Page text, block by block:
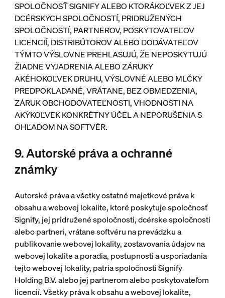
SPOLOČNOSŤ SIGNIFY ALEBO KTORÁKOĽVEK Z JEJ
DCÉRSKYCH SPOLOČNOSTÍ, PRIDRUŽENÝCH
SPOLOČNOSTÍ, PARTNEROV, POSKYTOVATEĽOV
LICENCIÍ, DISTRIBÚTOROV ALEBO DODÁVATEĽOV
TÝMTO VÝSLOVNE PREHLASUJÚ, ŽE NEPOSKYTUJÚ
ŽIADNE VYJADRENIA ALEBO ZÁRUKY
AKÉHOKOĽVEK DRUHU, VÝSLOVNÉ ALEBO MLČKY
PREDPOKLADANÉ, VRÁTANE, BEZ OBMEDZENIA,
ZÁRUK OBCHODOVATEĽNOSTI, VHODNOSTI NA
AKÝKOĽVEK KONKRÉTNY ÚČEL A NEPORUŠENIA S
OHĽADOM NA SOFTVÉR.
9. Autorské práva a ochranné
známky
Autorské práva a všetky ostatné majetkové práva k
obsahu a webovej lokalite, ktoré poskytuje spoločnosť
Signify, jej pridružené spoločnosti, dcérske spoločnosti
alebo partneri, vrátane softvéru na prevádzku a
publikovanie webovej lokality, zostavovania údajov na
webovej lokalite a poradia, postupnosti a usporiadania
tejto webovej lokality, patria spoločnosti Signify
Holding B.V. alebo jej partnerom alebo poskytovateľom
licencií. Všetky práva k obsahu a webovej lokalite,